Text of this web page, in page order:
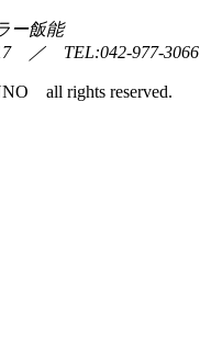
ー飯能
／ TEL:042-977-3066
all rights reserved.